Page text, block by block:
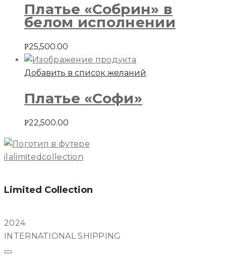
Платье «Собрин» в
белом исполнении
Р25,500.00
Добавить в список желаний
Платье «Софи»
Р22,500.00
ilalimitedcollection
Limited Collection
2024
INTERNATIONAL SHIPPING